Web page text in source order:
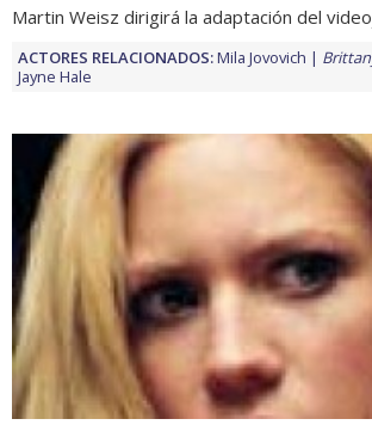
Martin Weisz dirigirá la adaptación del
ACTORES RELACIONADOS:Mila Jovovich
Jayne Hale